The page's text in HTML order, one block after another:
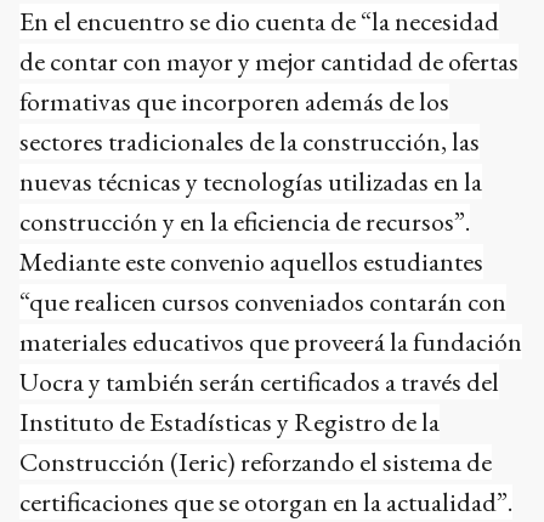
En el encuentro se dio cuenta de “la necesidad
de contar con mayor y mejor cantidad de ofertas
formativas que incorporen además de los
sectores tradicionales de la construcción, las
nuevas técnicas y tecnologías utilizadas en la
construcción y en la eficiencia de recursos”.
Mediante este convenio aquellos estudiantes
“que realicen cursos conveniados contarán con
materiales educativos que proveerá la fundación
Uocra y también serán certificados a través del
Instituto de Estadísticas y Registro de la
Construcción (Ieric) reforzando el sistema de
certificaciones que se otorgan en la actualidad”.